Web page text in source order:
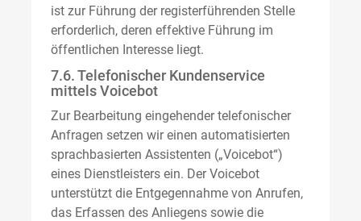
ist zur Führung der registerführenden Stelle
erforderlich, deren effektive Führung im
öffentlichen Interesse liegt.
7.6. Telefonischer Kundenservice
mittels Voicebot
Zur Bearbeitung eingehender telefonischer
Anfragen setzen wir einen automatisierten
sprachbasierten Assistenten („Voicebot“)
eines Dienstleisters ein. Der Voicebot
unterstützt die Entgegennahme von Anrufen,
das Erfassen des Anliegens sowie die